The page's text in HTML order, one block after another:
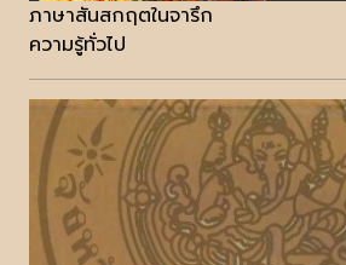
ภาษาสันสกฤตในจารึก
ความรู้ทั่วไป